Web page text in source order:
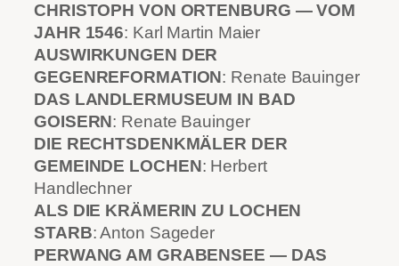
CHRISTOPH VON ORTENBURG — VOM
JAHR 1546: Karl Martin Maier
AUSWIRKUNGEN DER
GEGENREFORMATION: Renate Bauinger
DAS LANDLERMUSEUM IN BAD
GOISERN: Renate Bauinger
DIE RECHTSDENKMÄLER DER
GEMEINDE LOCHEN: Herbert
Handlechner
ALS DIE KRÄMERIN ZU LOCHEN
STARB: Anton Sageder
PERWANG AM GRABENSEE — DAS